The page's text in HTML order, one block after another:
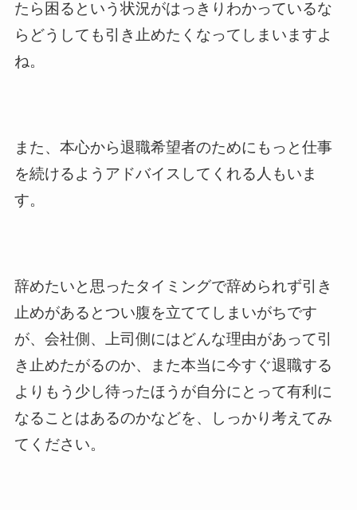
たら困るという状況がはっきりわかっているな
らどうしても引き止めたくなってしまいますよ
ね。
また、本心から退職希望者のためにもっと仕事
を続けるようアドバイスしてくれる人もいま
す。
辞めたいと思ったタイミングで辞められず引き
止めがあるとつい腹を立ててしまいがちです
が、会社側、上司側にはどんな理由があって引
き止めたがるのか、また本当に今すぐ退職する
よりもう少し待ったほうが自分にとって有利に
なることはあるのかなどを、しっかり考えてみ
てください。